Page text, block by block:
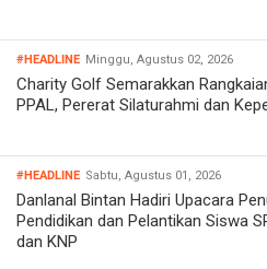
#HEADLINE Minggu, Agustus 02, 2026
Charity Golf Semarakkan
PPAL, Pererat Silaturahmi dan
#HEADLINE Sabtu, Agustus 01, 2026
Danlanal Bintan Hadiri Upacara
Pendidikan dan Pelantikan Siswa
dan KNP